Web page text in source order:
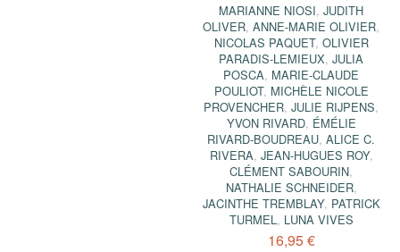
MARIANNE NIOSI,JUDITH
OLIVER,ANNE-MARIE OLIVIER,
NICOLAS PAQUET, OLIVIER
PARADIS-LEMIEUX,JULIA
POSCA, MARIE-CLAUDE
POULIOT, MICHÈLE NICOLE
PROVENCHER,JULIE RIJPENS,
YVON RIVARD, ÉMÉLIE
RIVARD-BOUDREAU,ALICE C.
RIVERA, JEAN-HUGUES ROY,
CLÉMENT SABOURIN,
NATHALIE SCHNEIDER,
JACINTHE TREMBLAY, PATRICK
TURMEL, LUNA VIVES
16,95 €